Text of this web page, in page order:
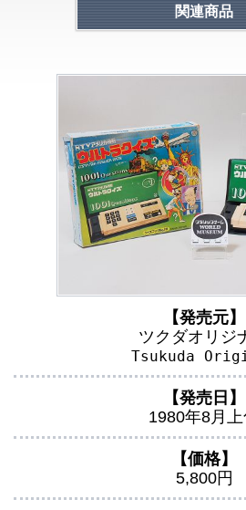
関連商品
【発売元】
ツクダオリジ
Tsukuda
【発売日】
1980年8月上
【価格】
5,800円